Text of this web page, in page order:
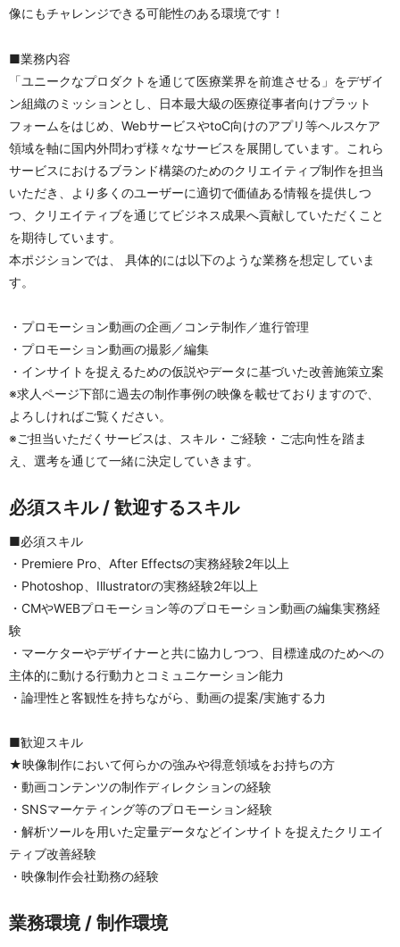
像にもチャレンジできる可能性のある環境です！
■業務内容
「ユニークなプロダクトを通じて医療業界を前進させる」をデザイ
ン組織のミッションとし、日本最大級の医療従事者向けプラット
フォームをはじめ、WebサービスやtoC向けのアプリ等ヘルスケア
領域を軸に国内外問わず様々なサービスを展開しています。これら
サービスにおけるブランド構築のためのクリエイティブ制作を担当
いただき、より多くのユーザーに適切で価値ある情報を提供しつ
つ、クリエイティブを通じてビジネス成果へ貢献していただくこと
を期待しています。
本ポジションでは、 具体的には以下のような業務を想定していま
す。
・プロモーション動画の企画／コンテ制作／進行管理
・プロモーション動画の撮影／編集
・インサイトを捉えるための仮説やデータに基づいた改善施策立案
※求人ページ下部に過去の制作事例の映像を載せておりますので、
よろしければご覧ください。
※ご担当いただくサービスは、スキル・ご経験・ご志向性を踏ま
え、選考を通じて一緒に決定していきます。
必須スキル / 歓迎するスキル
■必須スキル
・Premiere Pro、After Effectsの実務経験2年以上
・Photoshop、Illustratorの実務経験2年以上
・CMやWEBプロモーション等のプロモーション動画の編集実務経
験
・マーケターやデザイナーと共に協力しつつ、目標達成のためへの
主体的に動ける行動力とコミュニケーション能力
・論理性と客観性を持ちながら、動画の提案/実施する力
■歓迎スキル
★映像制作において何らかの強みや得意領域をお持ちの方
・動画コンテンツの制作ディレクションの経験
・SNSマーケティング等のプロモーション経験
・解析ツールを用いた定量データなどインサイトを捉えたクリエイ
ティブ改善経験
・映像制作会社勤務の経験
業務環境 / 制作環境